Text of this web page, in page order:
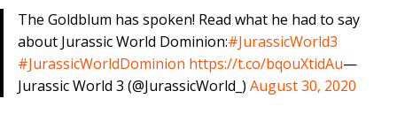
The Goldblum has spoken! Read what he had to say
about Jurassic World Dominion:#JurassicWorld3
#JurassicWorldDominion https://t.co/bqouXtidAu—
Jurassic World 3 (@JurassicWorld_) August 30, 2020